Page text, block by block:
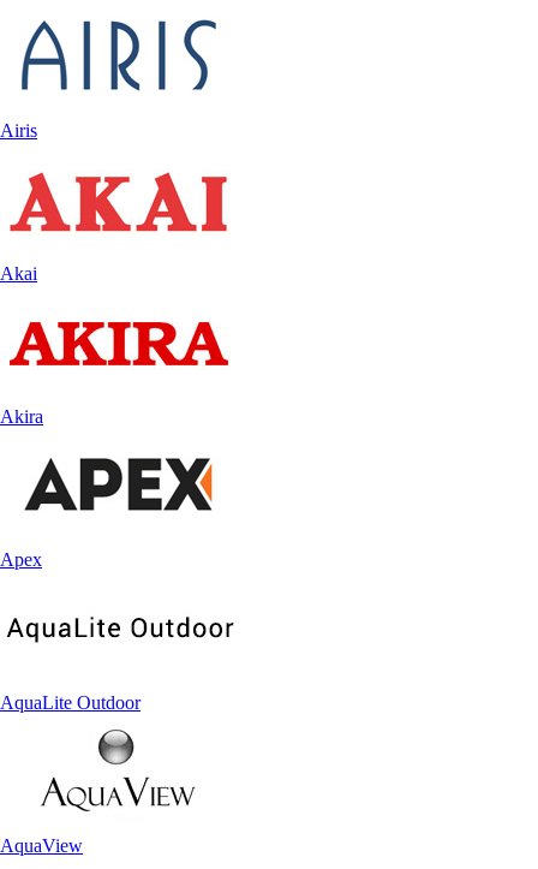
Airis
Akai
Akira
Apex
AquaLite Outdoor
AquaView